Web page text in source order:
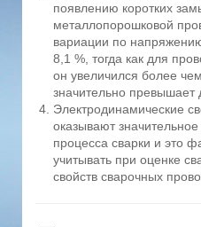
появлению коротких
металлопорошковой
вариации по
8,1 %, тогда как для
он увеличился более
значительно превышает
Электродинамические
оказывают
процесса сварки и это
учитывать при оценке
свойств сварочных